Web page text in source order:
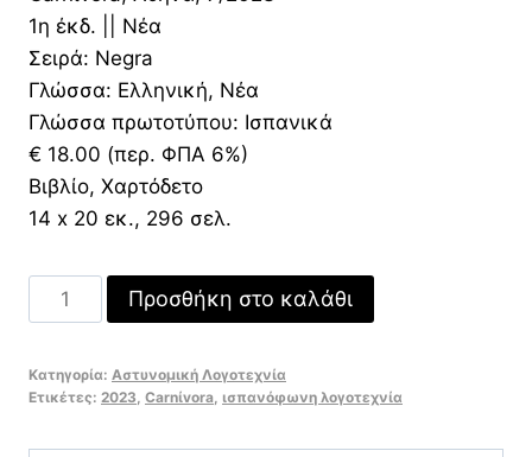
1η έκδ. || Νέα
Σειρά: Negra
Γλώσσα: Ελληνική, Νέα
Γλώσσα πρωτοτύπου: Ισπανικά
€ 18.00 (περ. ΦΠΑ 6%)
Βιβλίο, Χαρτόδετο
14 x 20 εκ., 296 σελ.
Στρατηγική
Πεκινουά
Προσθήκη στο καλάθι
Κατηγορία: Αστυνομική Λογοτεχνία
Ετικέτες: 2023 Carnίvora ισπανόφωνη λογοτεχνία